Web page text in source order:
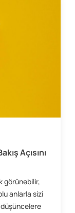
Açısını
görünebilir,
anlarla sizi
düşüncelere